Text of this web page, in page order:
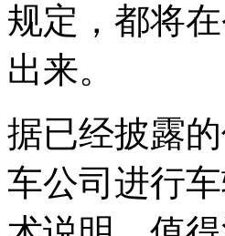
规定，都将
出来。
据已经披露
车公司进行